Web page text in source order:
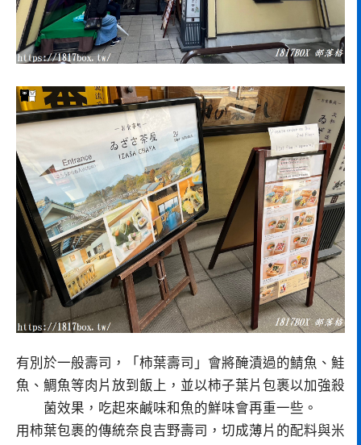
有別於一般壽司，「柿葉壽司」會將醃漬過的鯖魚、鮭
魚、鯛魚等肉片放到飯上，並以柿子葉片包裹以加強殺
菌效果，吃起來鹹味和魚的鮮味會再重一些。
用柿葉包裹的傳統奈良吉野壽司，切成薄片的配料與米